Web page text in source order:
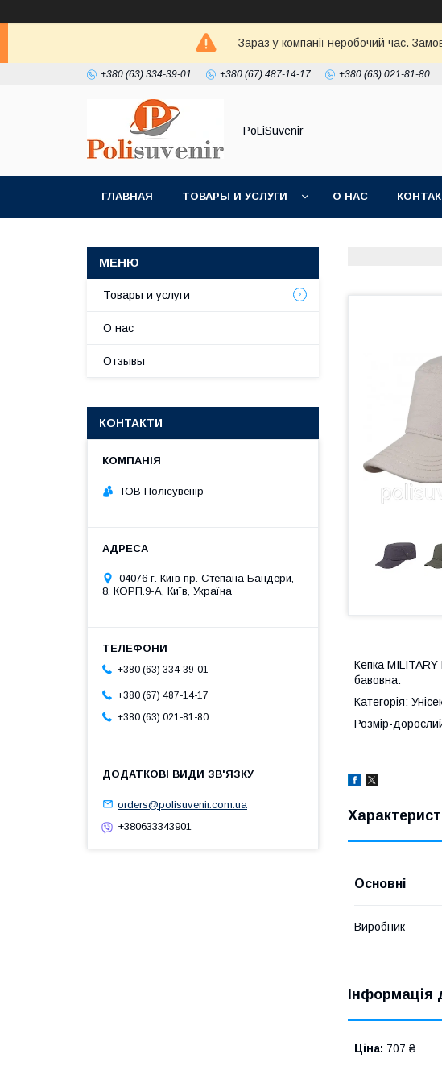
Зараз у компанії неробочий час.
+380 (63) 334-39-01 +380 (67) 487-14-17 +380 (63) 021-81-80
PoLiSuvenir
ГЛАВНАЯ ТОВАРЫ И УСЛУГИ О НАС
Кепка
бавовна.
Категорія:
Розмір-
Основні
Виробник
Інформація
Ціна: 707 ₴
Товары и услуги
О нас
Отзывы
КОНТАКТИ
ТОВ Полісувенір
04076 г. Київ пр. Степана Бандери,
8. КОРП.9-А, Київ, Україна
+380 (63) 334-39-01
+380 (67) 487-14-17
+380 (63) 021-81-80
orders@polisuvenir.com.ua
+380633343901